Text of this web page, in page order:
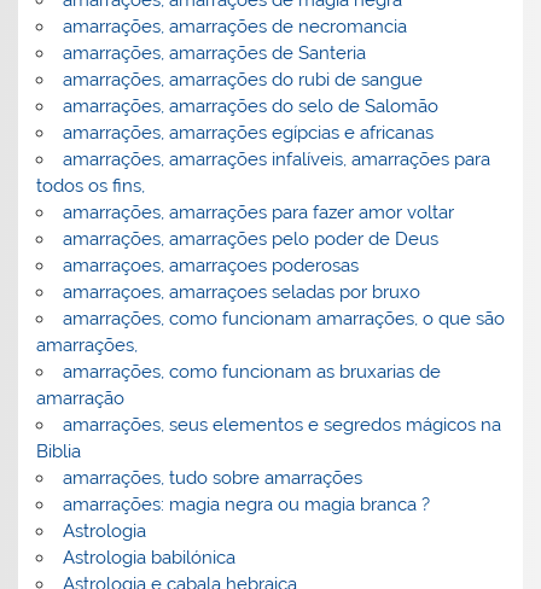
amarrações, amarrações de necromancia
amarrações, amarrações de Santeria
amarrações, amarrações do rubi de sangue
amarrações, amarrações do selo de Salomão
amarrações, amarrações egípcias e africanas
amarrações, amarrações infalíveis, amarrações para
todos os fins,
amarrações, amarrações para fazer amor voltar
amarrações, amarrações pelo poder de Deus
amarraçoes, amarraçoes poderosas
amarraçoes, amarraçoes seladas por bruxo
amarrações, como funcionam amarrações, o que são
amarrações,
amarrações, como funcionam as bruxarias de
amarração
amarrações, seus elementos e segredos mágicos na
Biblia
amarrações, tudo sobre amarrações
amarrações: magia negra ou magia branca ?
Astrologia
Astrologia babilónica
Astrologia e cabala hebraica